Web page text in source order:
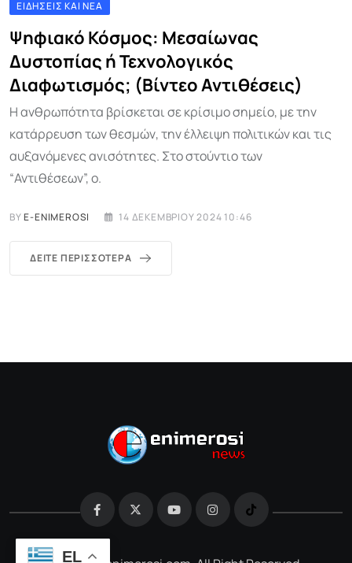
ΕΙΔΉΣΕΙΣ ΚΑΙ ΝΈΑ
Ψηφιακό Κόσμος: Μεσαίωνας
Δυστοπίας ή Τεχνολογικός
Διαφωτισμός; (Βίντεο Αντιθέσεις)
Η ανθρωπότητα βρίσκεται σε κρίσιμο σημείο, με την
κατάρρευση των θεσμών, την έλλειψη πολιτικών και τις
αυξανόμενες ανισότητες. Στο στούντιο των
“Αντιθέσεων”, ο.
BYE-ENIMEROSI 14 ΔΕΚΕΜΒΡΊΟΥ 2024 10:46
ΔΕΊΤΕ ΠΕΡΙΣΣΌΤΕΡΑ
EL